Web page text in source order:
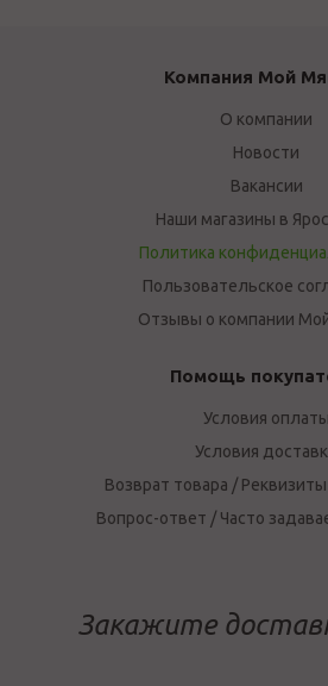
Компания Мой
О компании
Новости
Вакансии
Наши магазины в
Политика
Пользовательское
Отзывы о компании
Помощь
Условия оплаты
Условия
Возврат товара /
Вопрос-ответ / Часто
Закажите